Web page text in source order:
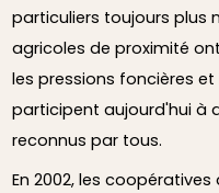
particuliers toujours plus
agricoles de proximité
les pressions foncières
participent aujourd'hui à
reconnus par tous.
En 2002, les